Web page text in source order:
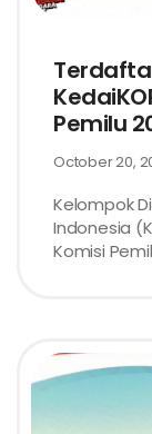
Pemilu
October 20,
Kelompok
Indonesia
Komisi